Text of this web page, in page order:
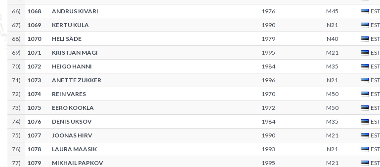
66) 1068 ANDRUS KIVARI 1976 M45 EST
67) 1069 KERTU KULA 1990 N21 EST
68) 1070 HELI SÄDE 1979 N40 EST
69) 1071 KRISTJAN MÄGI 1995 M21 EST
70) 1072 HEIGO HANNI 1984 M35 EST
71) 1073 ANETTE ZUKKER 1996 N21 EST
72) 1074 REIN VARES 1970 M50 EST
73) 1075 EERO KOOKLA 1972 M50 EST
74) 1076 DENIS UKSOV 1984 M35 EST
75) 1077 JOONAS HIRV 1990 M21 EST
76) 1078 LAURA MAASIK 1993 N21 EST
77) 1079 MIKHAIL PAPKOV 1995 M21 EST